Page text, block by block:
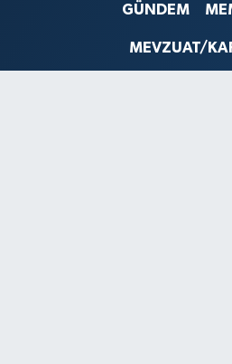
GÜNDEM
MEVZUAT/